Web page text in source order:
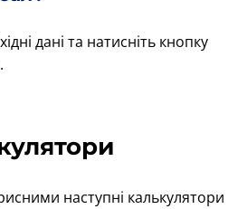
дані та натисніть кнопку
наступні калькулятори